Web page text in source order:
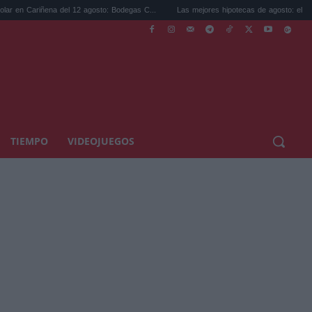
12 agosto: Bodegas C... Las mejores hipotecas de agosto: el TAE más
TIEMPO VIDEOJUEGOS